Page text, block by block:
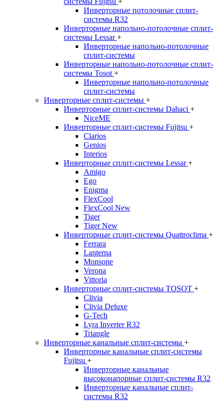
Инверторные потолочные сплит-
системы R32
Инверторные напольно-потолочные сплит-
системы Lessar+
Инверторные напольно-потолочные
сплит-системы
Инверторные напольно-потолочные сплит-
системы Tosot +
Инверторные напольно-потолочные
сплит-системы
Инверторные сплит-системы +
Инверторные сплит-системы Dahaci +
NiceME
Инверторные сплит-системы Fujitsu +
Clarios
Genios
Interios
Инверторные сплит-системы Lessar+
Amigo
Ego
Enigma
FlexCool
FlexCool New
Tiger
Tiger New
Инверторные сплит-системы Quattroclima +
Ferrara
Lanterna
Monsone
Verona
Vittoria
Инверторные сплит-системы TOSOT +
Clivia
Clivia Deluxe
G-Tech
Lyra Inverter R32
Triangle
Инверторные канальные сплит-системы +
Инверторные канальные сплит-системы
Fujitsu +
Инверторные канальные
высоконапорные сплит-системы R32
Инверторные канальные сплит-
системы R32